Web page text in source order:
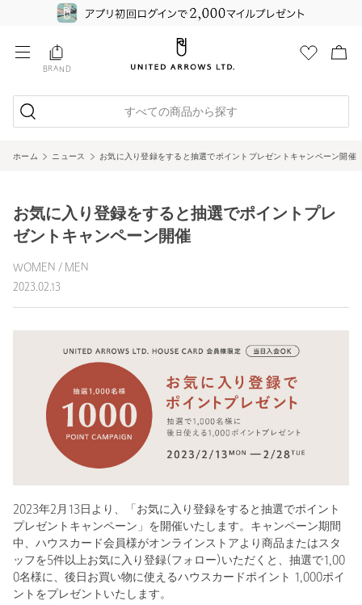
BRAND
すべての商品から探す
ホーム ニュース お気に入り登録をすると抽選でポイントプレゼントキャンペーン開催
お気に入り登録をすると抽選でポイントプレ
ゼントキャンペーン開催
WOMEN / MEN
2023.02.13
2023年2月13日より、「お気に入り登録をすると抽選でポイント
プレゼントキャンペーン」を開催いたします。キャンペーン期間
中、ハウスカード会員様がオンラインストアより商品またはスタ
ッフを5件以上お気に入り登録(フォロー)いただくと、抽選で1,00
0名様に、後日お買い物に使えるハウスカードポイント 1,000ポイ
ントをプレゼントいたします。